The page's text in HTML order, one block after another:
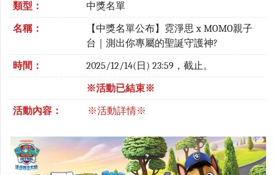
類型： 中獎名單
名稱：
【中獎名單公布】霓淨思 x MOMO親子
台｜測出你專屬的聖誕守護神?
時間： 2025/12/14(日) 23:59，截止。
※活動已結束※
活動內容： ※活動詳情※